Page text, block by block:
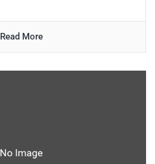
Read More